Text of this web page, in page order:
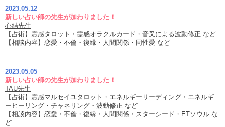
2023.05.12
新しい占い師の先生が加わりました！
心結先生
【占術】霊感タロット・霊感オラクルカード・音叉による波動修正 など
【相談内容】恋愛・不倫・復縁・人間関係・同性愛 など
2023.05.05
新しい占い師の先生が加わりました！
TAU先生
【占術】霊感マルセイユタロット・エネルギーリーディング・エネルギ
ーヒーリング・チャネリング・波動修正 など
【相談内容】恋愛・不倫・復縁・人間関係・スターシード・ETソウル な
ど